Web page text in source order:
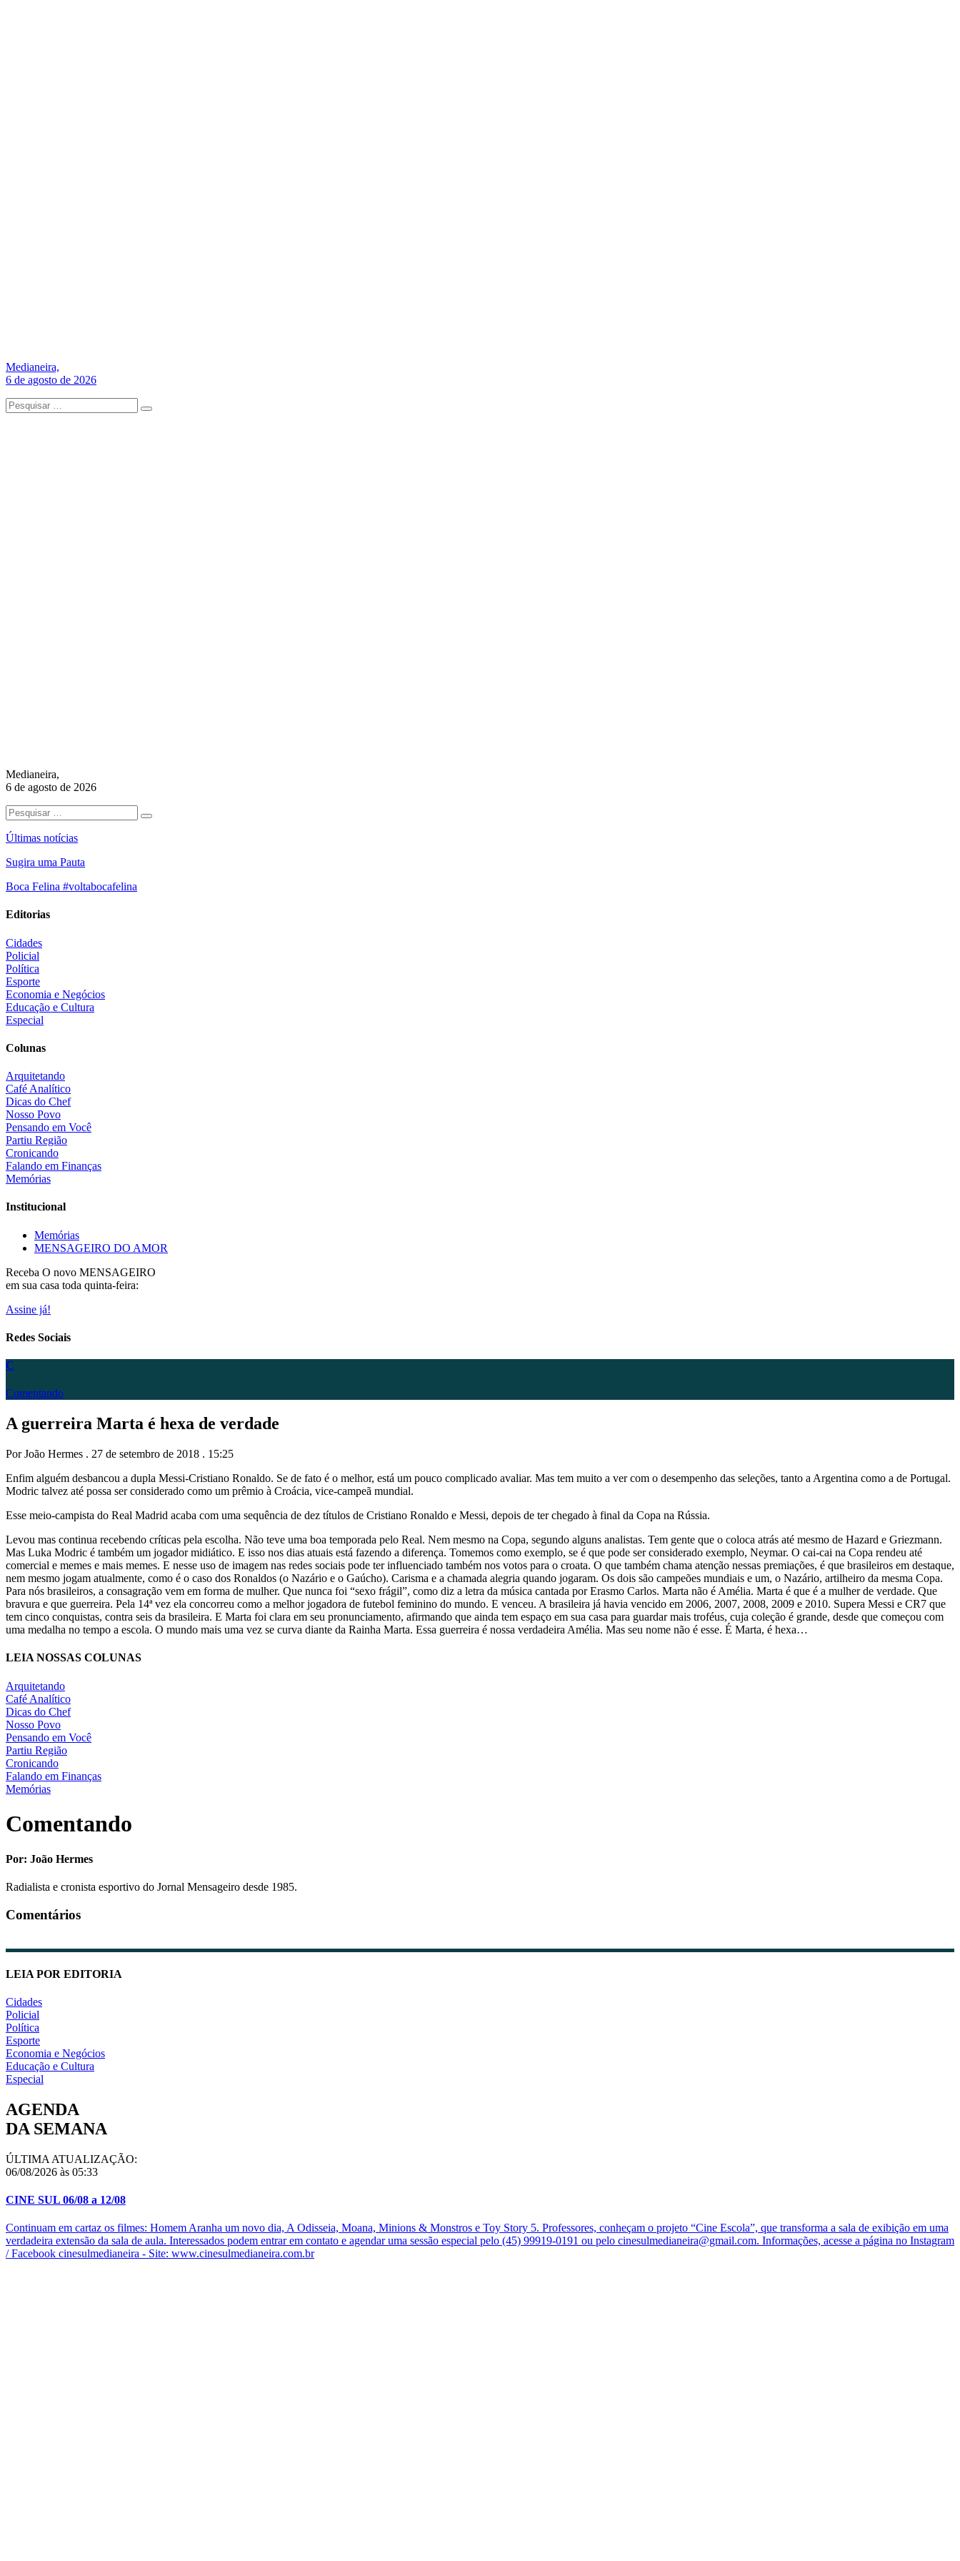
Medianeira,
6 de agosto de 2026
Medianeira,
6 de agosto de 2026
Últimas notícias
Sugira uma Pauta
Boca Felina #voltabocafelina
Editorias
Cidades
Policial
Política
Esporte
Economia e Negócios
Educação e Cultura
Especial
Colunas
Arquitetando
Café Analítico
Dicas do Chef
Nosso Povo
Pensando em Você
Partiu Região
Cronicando
Falando em Finanças
Memórias
Institucional
Memórias
MENSAGEIRO DO AMOR
Receba O novo MENSAGEIRO
em sua casa toda quinta-feira:
Assine já!
Redes Sociais
C
Comentando
A guerreira Marta é hexa de verdade
Por João Hermes . 27 de setembro de 2018 . 15:25
Enfim alguém desbancou a dupla Messi-Cristiano Ronaldo. Se de fato é o melhor, está um pouco complicado avaliar. Mas tem muito a ver com o desempenho das seleções, tanto a Argentina como a de Portugal.
Modric talvez até possa ser considerado como um prêmio à Croácia, vice-campeã mundial.
Esse meio-campista do Real Madrid acaba com uma sequência de dez títulos de Cristiano Ronaldo e Messi, depois de ter chegado à final da Copa na Rússia.
Levou mas continua recebendo críticas pela escolha. Não teve uma boa temporada pelo Real. Nem mesmo na Copa, segundo alguns analistas. Tem gente que o coloca atrás até mesmo de Hazard e Griezmann.
Mas Luka Modric é também um jogador midiático. E isso nos dias atuais está fazendo a diferença. Tomemos como exemplo, se é que pode ser considerado exemplo, Neymar. O cai-cai na Copa rendeu até
comercial e memes e mais memes. E nesse uso de imagem nas redes sociais pode ter influenciado também nos votos para o croata. O que também chama atenção nessas premiações, é que brasileiros em destaque,
nem mesmo jogam atualmente, como é o caso dos Ronaldos (o Nazário e o Gaúcho). Carisma e a chamada alegria quando jogaram. Os dois são campeões mundiais e um, o Nazário, artilheiro da mesma Copa.
Para nós brasileiros, a consagração vem em forma de mulher. Que nunca foi “sexo frágil”, como diz a letra da música cantada por Erasmo Carlos. Marta não é Amélia. Marta é que é a mulher de verdade. Que
bravura e que guerreira. Pela 14ª vez ela concorreu como a melhor jogadora de futebol feminino do mundo. E venceu. A brasileira já havia vencido em 2006, 2007, 2008, 2009 e 2010. Supera Messi e CR7 que
tem cinco conquistas, contra seis da brasileira. E Marta foi clara em seu pronunciamento, afirmando que ainda tem espaço em sua casa para guardar mais troféus, cuja coleção é grande, desde que começou com
uma medalha no tempo a escola. O mundo mais uma vez se curva diante da Rainha Marta. Essa guerreira é nossa verdadeira Amélia. Mas seu nome não é esse. É Marta, é hexa…
LEIA NOSSAS COLUNAS
Arquitetando
Café Analítico
Dicas do Chef
Nosso Povo
Pensando em Você
Partiu Região
Cronicando
Falando em Finanças
Memórias
Comentando
Por: João Hermes
Radialista e cronista esportivo do Jornal Mensageiro desde 1985.
Comentários
LEIA POR EDITORIA
Cidades
Policial
Política
Esporte
Economia e Negócios
Educação e Cultura
Especial
AGENDA
DA SEMANA
ÚLTIMA ATUALIZAÇÃO:
06/08/2026 às 05:33
CINE SUL 06/08 a 12/08
Continuam em cartaz os filmes: Homem Aranha um novo dia, A Odisseia, Moana, Minions & Monstros e Toy Story 5. Professores, conheçam o projeto “Cine Escola”, que transforma a sala de exibição em uma
verdadeira extensão da sala de aula. Interessados podem entrar em contato e agendar uma sessão especial pelo (45) 99919-0191 ou pelo cinesulmedianeira@gmail.com. Informações, acesse a página no Instagram
/ Facebook cinesulmedianeira - Site: www.cinesulmedianeira.com.br